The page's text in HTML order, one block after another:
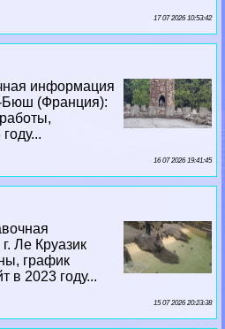
17 07 2026 10:53:42
информация
Бюш (Франция):
16 07 2026 19:41:45
Ле Круазик
график
в 2023 году...
15 07 2026 20:23:38